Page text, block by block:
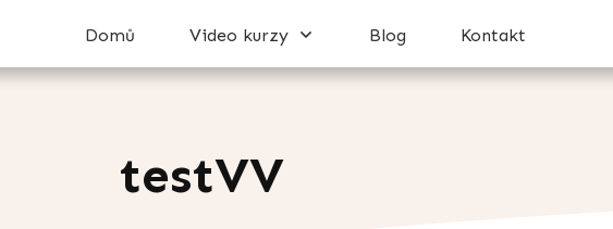
Domů Video kurzy Blog Kontakt
testVV